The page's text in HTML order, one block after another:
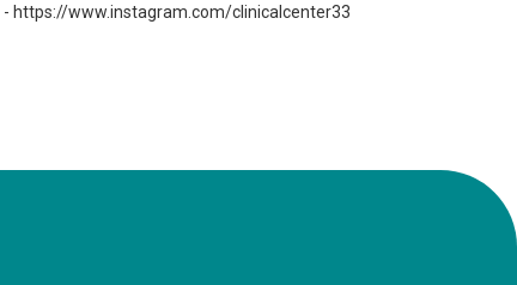
https://www.instagram.com/clinicalcenter33